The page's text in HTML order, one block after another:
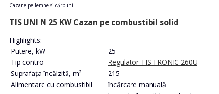
Cazane pe lemne si cărbuni
TIS UNI N 25 KW Cazan pe combustibil solid
Highlights:
Putere, kW
25
Tip control
Regulator TIS TRONIC 260U
Suprafața încălzită, m²
215
Alimentare cu combustibil
încărcare manuală